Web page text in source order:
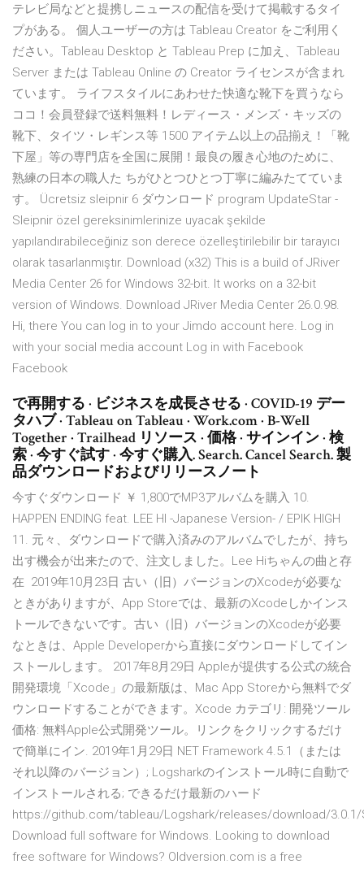
テレビ局などと提携しニュースの配信を受けて掲載するタイ
プがある。 個人ユーザーの方は Tableau Creator をご利用く
ださい。Tableau Desktop と Tableau Prep に加え、Tableau
Server または Tableau Online の Creator ライセンスが含まれ
ています。 ライフスタイルにあわせた快適な靴下を買うなら
ココ！会員登録で送料無料！レディース・メンズ・キッズの
靴下、タイツ・レギンス等 1500 アイテム以上の品揃え！「靴
下屋」等の専門店を全国に展開！最良の履き心地のために、
熟練の日本の職人た ちがひとつひとつ丁寧に編みたてていま
す。 Ücretsiz sleipnir 6 ダウンロード program UpdateStar -
Sleipnir özel gereksinimlerinize uyacak şekilde
yapılandırabileceğiniz son derece özelleştirilebilir bir tarayıcı
olarak tasarlanmıştır. Download (x32) This is a build of JRiver
Media Center 26 for Windows 32-bit. It works on a 32-bit
version of Windows. Download JRiver Media Center 26.0.98.
Hi, there You can log in to your Jimdo account here. Log in
with your social media account Log in with Facebook
Facebook
で再開する · ビジネスを成長させる · COVID-19 デー
タハブ · Tableau on Tableau · Work.com · B-Well
Together · Trailhead リソース · 価格 · サインイン · 検
索 · 今すぐ試す · 今すぐ購入. Search. Cancel Search. 製
品ダウンロードおよびリリースノート
今すぐダウンロード ￥ 1,800でMP3アルバムを購入 10.
HAPPEN ENDING feat. LEE HI -Japanese Version- / EPIK HIGH
11. 元々、ダウンロードで購入済みのアルバムでしたが、持ち
出す機会が出来たので、注文しました。Lee Hiちゃんの曲と存
在 2019年10月23日 古い（旧）バージョンのXcodeが必要な
ときがありますが、App Storeでは、最新のXcodeしかインス
トールできないです。古い（旧）バージョンのXcodeが必要
なときは、Apple Developerから直接にダウンロードしてイン
ストールします。 2017年8月29日 Appleが提供する公式の統合
開発環境「Xcode」の最新版は、Mac App Storeから無料でダ
ウンロードすることができます。Xcode カテゴリ: 開発ツール
価格: 無料Apple公式開発ツール。リンクをクリックするだけ
で簡単にイン. 2019年1月29日 NET Framework 4.5.1（または
それ以降のバージョン）; Logsharkのインストール時に自動で
インストールされる; できるだけ最新のハード
https://github.com/tableau/Logshark/releases/download/3.0.1/
Download full software for Windows. Looking to download
free software for Windows? Oldversion.com is a free